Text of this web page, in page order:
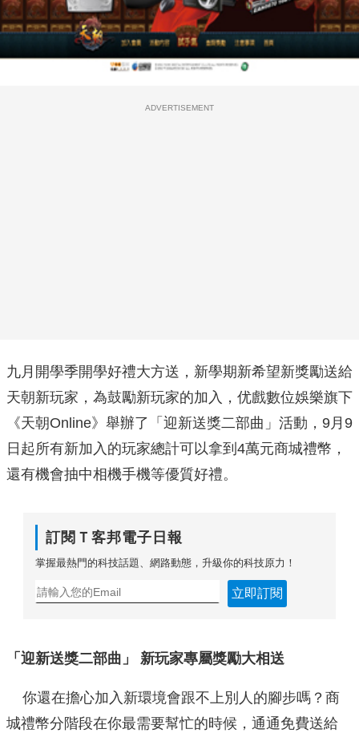
ADVERTISEMENT
九月開學季開學好禮大方送，新學期新希望新獎勵送給
天朝新玩家，為鼓勵新玩家的加入，优戲數位娛樂旗下
《天朝Online》舉辦了「迎新送獎二部曲」活動，9月9
日起所有新加入的玩家總計可以拿到4萬元商城禮幣，
還有機會抽中相機手機等優質好禮。
訂閱Ｔ客邦電子日報
掌握最熱門的科技話題、網路動態，升級你的科技原力！
立即訂閱
「迎新送獎二部曲」 新玩家專屬獎勵大相送
你還在擔心加入新環境會跟不上別人的腳步嗎？商
城禮幣分階段在你最需要幫忙的時候，通通免費送給